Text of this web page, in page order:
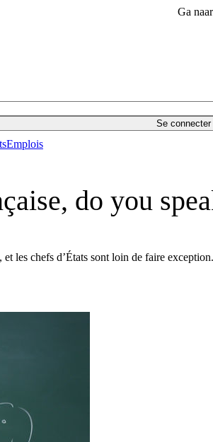
Ga
Se connecter
Emplois
do you
les chefs d’États sont loin de faire